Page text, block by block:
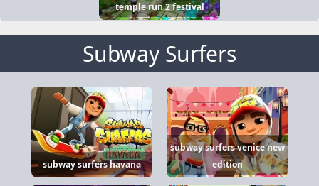
temple run 2 festival
Subway Surfers
subway surfers havana
subway surfers venice new
edition